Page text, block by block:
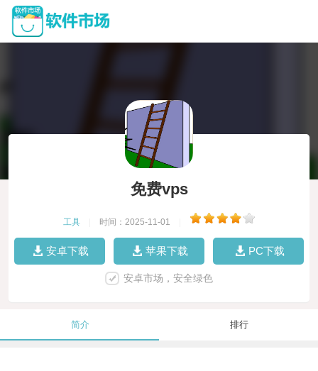
免费vps
工具 时间：2025-11-01
安卓下载 苹果下载 PC下载
安卓市场，安全绿色
简介 排行